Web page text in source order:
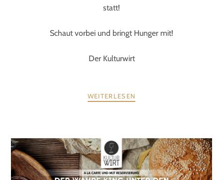
statt!
Schaut vorbei und bringt Hunger mit!
Der Kulturwirt
WEITERLESEN